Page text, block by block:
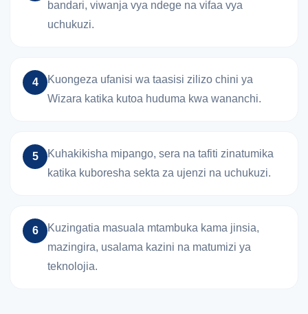
bandari, viwanja vya ndege na vifaa vya
uchukuzi.
4
Kuongeza ufanisi wa taasisi zilizo chini ya
Wizara katika kutoa huduma kwa wananchi.
5
Kuhakikisha mipango, sera na tafiti zinatumika
katika kuboresha sekta za ujenzi na uchukuzi.
6
Kuzingatia masuala mtambuka kama jinsia,
mazingira, usalama kazini na matumizi ya
teknolojia.